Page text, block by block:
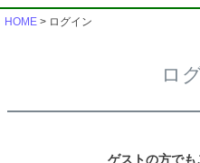
HOME ログイン
ロ
ゲストの方でも